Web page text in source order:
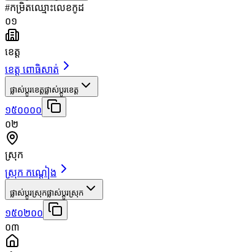
#កម្រិតឈ្មោះលេខកូដ
០១
ខេត្ត
ខេត្ត ពោធិសាត់
ផ្លាស់ប្តូរខេត្តផ្លាស់ប្តូរខេត្ត
១៥០០០០
០២
ស្រុក
ស្រុក កណ្ដៀង
ផ្លាស់ប្តូរស្រុកផ្លាស់ប្តូរស្រុក
១៥០២០០
០៣